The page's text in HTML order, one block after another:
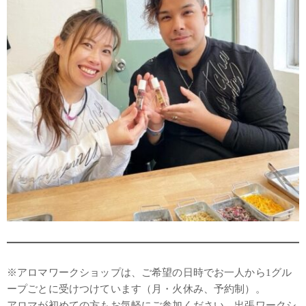
※アロマワークショップは、ご希望の日時でお一人から1グル
ープごとに受けつけています（月・火休み、予約制）。